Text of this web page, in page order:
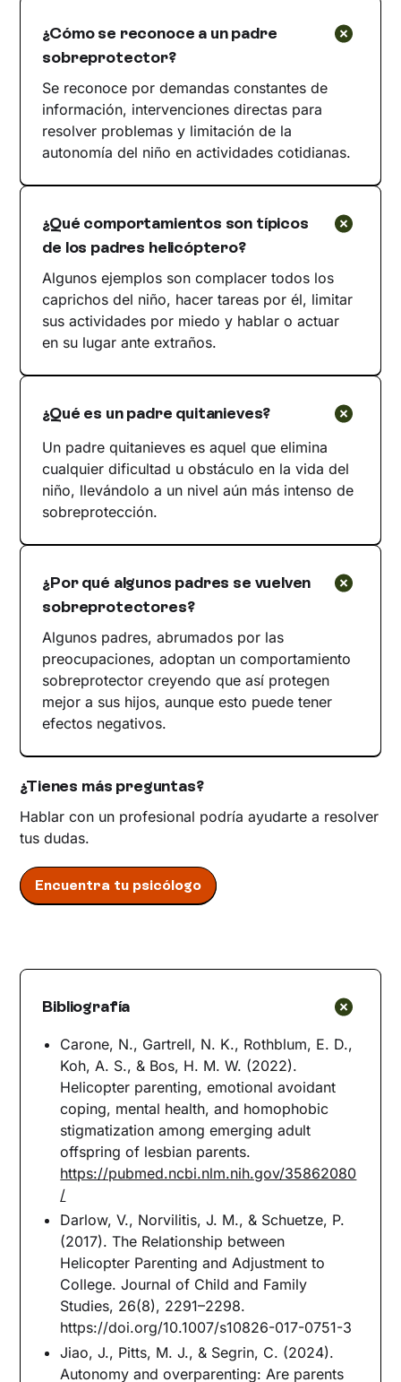
¿Cómo se reconoce a un padre
sobreprotector?
Se reconoce por demandas constantes de
información, intervenciones directas para
resolver problemas y limitación de la
autonomía del niño en actividades cotidianas.
¿Qué comportamientos son típicos
de los padres helicóptero?
Algunos ejemplos son complacer todos los
caprichos del niño, hacer tareas por él, limitar
sus actividades por miedo y hablar o actuar
en su lugar ante extraños.
¿Qué es un padre quitanieves?
Un padre quitanieves es aquel que elimina
cualquier dificultad u obstáculo en la vida del
niño, llevándolo a un nivel aún más intenso de
sobreprotección.
¿Por qué algunos padres se vuelven
sobreprotectores?
Algunos padres, abrumados por las
preocupaciones, adoptan un comportamiento
sobreprotector creyendo que así protegen
mejor a sus hijos, aunque esto puede tener
efectos negativos.
¿Tienes más preguntas?
Hablar con un profesional podría ayudarte a resolver
tus dudas.
Encuentra tu psicólogo
Bibliografía
Carone, N., Gartrell, N. K., Rothblum, E. D.,
Koh, A. S., & Bos, H. M. W. (2022).
Helicopter parenting, emotional avoidant
coping, mental health, and homophobic
stigmatization among emerging adult
offspring of lesbian parents.
https://pubmed.ncbi.nlm.nih.gov/35862080
/
Darlow, V., Norvilitis, J. M., & Schuetze, P.
(2017). The Relationship between
Helicopter Parenting and Adjustment to
College. Journal of Child and Family
Studies, 26(8), 2291–2298.
https://doi.org/10.1007/s10826-017-0751-3
Jiao, J., Pitts, M. J., & Segrin, C. (2024).
Autonomy and overparenting: Are parents